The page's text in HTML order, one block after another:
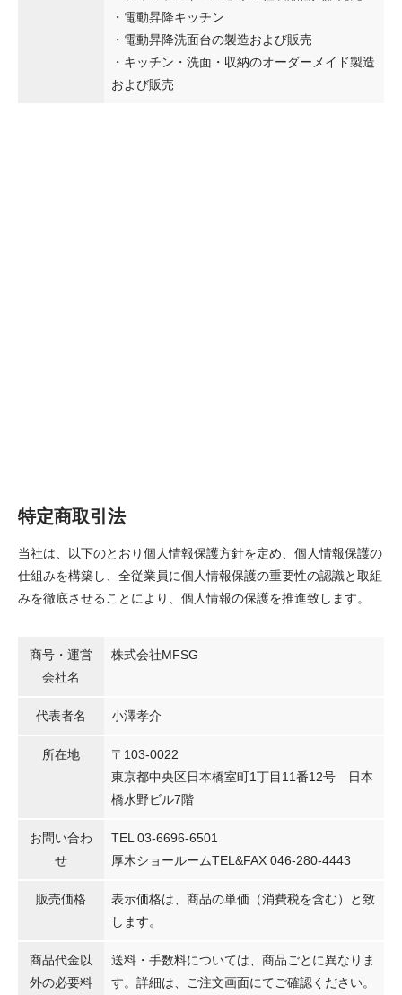
・電動昇降キッチン
・電動昇降洗面台の製造および販売
・キッチン・洗面・収納のオーダーメイド製造
および販売
特定商取引法
当社は、以下のとおり個人情報保護方針を定め、個人情報保護の
仕組みを構築し、全従業員に個人情報保護の重要性の認識と取組
みを徹底させることにより、個人情報の保護を推進致します。
商号・運営
会社名
株式会社MFSG
代表者名 小澤孝介
所在地
〒103-0022
東京都中央区日本橋室町1丁目11番12号 日本
橋水野ビル7階
お問い合わ
せ
TEL 03-6696-6501
厚木ショールームTEL&FAX 046-280-4443
販売価格
表示価格は、商品の単価（消費税を含む）と致
します。
商品代金以
外の必要料
送料・手数料については、商品ごとに異なりま
す。詳細は、ご注文画面にてご確認ください。